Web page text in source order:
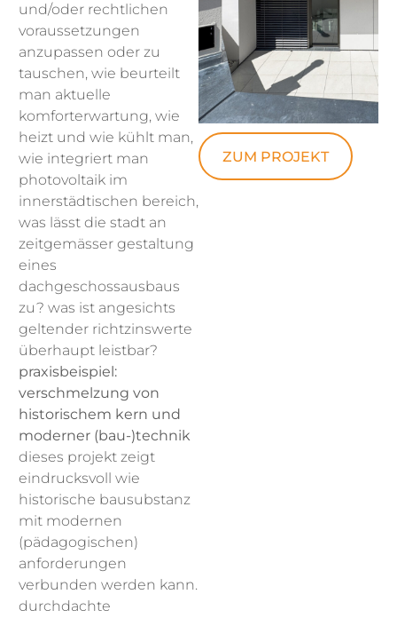
und/oder rechtlichen
voraussetzungen
anzupassen oder zu
tauschen, wie beurteilt
man aktuelle
komforterwartung, wie
heizt und wie kühlt man,
wie integriert man
photovoltaik im
innerstädtischen bereich,
was lässt die stadt an
zeitgemässer gestaltung
eines
dachgeschossausbaus
zu? was ist angesichts
geltender richtzinswerte
überhaupt leistbar?
praxisbeispiel:
verschmelzung von
historischem kern und
moderner (bau-)technik
dieses projekt zeigt
eindrucksvoll wie
historische bausubstanz
mit modernen
(pädagogischen)
anforderungen
verbunden werden kann.
durchdachte
ZUM PROJEKT